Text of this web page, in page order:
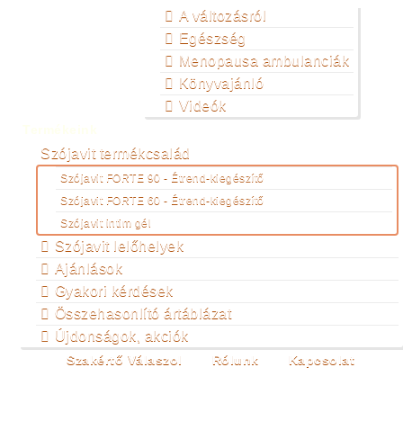
A változásról
Egészség
Menopausa ambulanciák
Könyvajánló
Videók
Szójavit termékcsalád
Szójavit FORTE 90 - Étrend-kiegészítő
Szójavit FORTE 60 - Étrend-kiegészítő
Szójavit intim gél
Szójavit lelőhelyek
Ajánlások
Gyakori kérdések
Összehasonlító ártáblázat
Újdonságok, akciók
Szakértő Válaszol Rólunk Kapcsolat